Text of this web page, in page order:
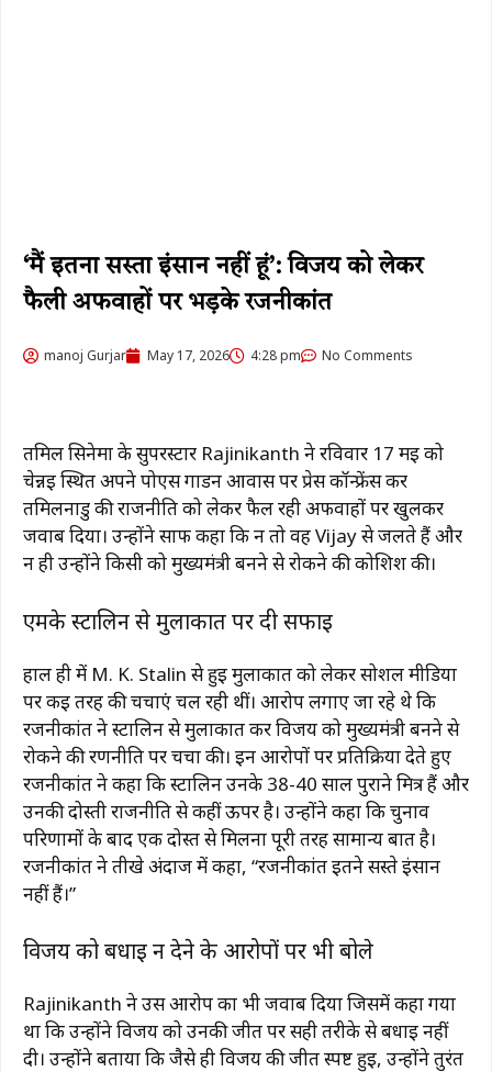
‘मैं इतना सस्ता इंसान नहीं हूं’: विजय को लेकर
फैली अफवाहों पर भड़के रजनीकांत
manoj Gurjar May 17, 2026 4:28 pm No Comments
तमिल सिनेमा के सुपरस्टार Rajinikanth ने रविवार 17 मई को
चेन्नई स्थित अपने पोएस गार्डन आवास पर प्रेस कॉन्फ्रेंस कर
तमिलनाडु की राजनीति को लेकर फैल रही अफवाहों पर खुलकर
जवाब दिया। उन्होंने साफ कहा कि न तो वहVijayसे जलते हैं और
न ही उन्होंने किसी को मुख्यमंत्री बनने से रोकने की कोशिश की।
एमके स्टालिन से मुलाकात पर दी सफाई
हाल ही में M. K. Stalin से हुई मुलाकात को लेकर सोशल मीडिया
पर कई तरह की चर्चाएं चल रही थीं। आरोप लगाए जा रहे थे कि
रजनीकांत ने स्टालिन से मुलाकात कर विजय को मुख्यमंत्री बनने से
रोकने की रणनीति पर चर्चा की। इन आरोपों पर प्रतिक्रिया देते हुए
रजनीकांत ने कहा कि स्टालिन उनके 38-40 साल पुराने मित्र हैं और
उनकी दोस्ती राजनीति से कहीं ऊपर है। उन्होंने कहा कि चुनाव
परिणामों के बाद एक दोस्त से मिलना पूरी तरह सामान्य बात है।
रजनीकांत ने तीखे अंदाज में कहा, “रजनीकांत इतने सस्ते इंसान
नहीं हैं।”
विजय को बधाई न देने के आरोपों पर भी बोले
Rajinikanth ने उस आरोप का भी जवाब दिया जिसमें कहा गया
था कि उन्होंने विजय को उनकी जीत पर सही तरीके से बधाई नहीं
दी। उन्होंने बताया कि जैसे ही विजय की जीत स्पष्ट हुई, उन्होंने तुरंत